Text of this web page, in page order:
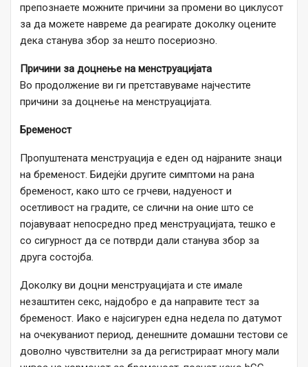
препознаете можните причини за промени во циклусот
за да можете навреме да реагирате доколку оцените
дека станува збор за нешто посериозно.
Причини за доцнење на менструацијата
Во продолжение ви ги претставуваме најчестите
причини за доцнење на менструацијата.
Бременост
Пропуштената менструација е еден од најраните знаци
на бременост. Бидејќи другите симптоми на рана
бременост, како што се грчеви, надуеност и
осетливост на градите, се слични на оние што се
појавуваат непосредно пред менструацијата, тешко е
со сигурност да се потврди дали станува збор за
друга состојба.
Доколку ви доцни менструацијата и сте имале
незаштитен секс, најдобро е да направите тест за
бременост. Иако е најсигурен една недела по датумот
на очекуваниот период, денешните домашни тестови се
доволно чувствителни за да регистрираат многу мали